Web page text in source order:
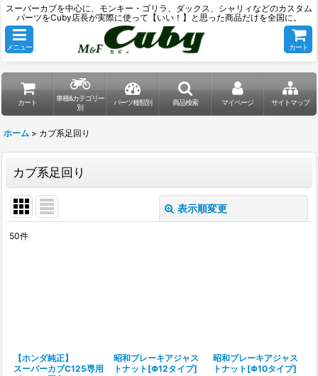
スーパーカブを中心に、モンキー・ゴリラ、ダックス、シャリィなどのカスタム
パーツをCuby店長が実際に使って【いい！】と思った商品だけを全国に。
メニュー カート
カート
車種&カテゴリー
別
パーツ種類別 商品検索 マイページ サイトマップ
ホーム > カブ系足回り
カブ系足回り
表示順変更
50件
【ホンダ純正】
スーパーカブC125専用
昭和ブレーキアジャス
トナット[Φ12タイプ]
昭和ブレーキアジャス
トナット[Φ10タイプ]